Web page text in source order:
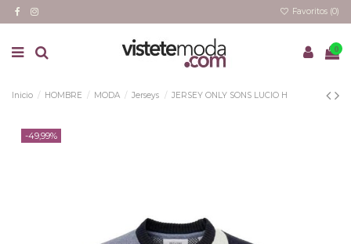
Favoritos (0)
0
Inicio HOMBRE MODA Jerseys JERSEY ONLY SONS LUCIO H
-49,99%